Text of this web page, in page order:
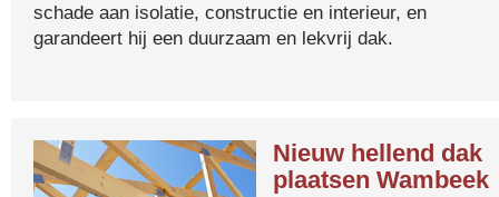
schade aan isolatie, constructie en interieur, en
garandeert hij een duurzaam en lekvrij dak.
Nieuw hellend dak
plaatsen Wambeek